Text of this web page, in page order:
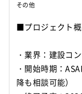
その他
■プロジェクト
・業界：建設コ
・開始時期：
降も相談可能）